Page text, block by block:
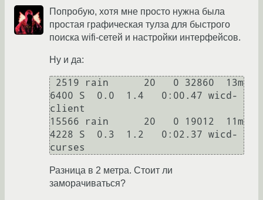
Попробую, хотя мне просто нужна была
простая графическая тулза для быстрого
поиска wifi-сетей и настройки интерфейсов.
Ну и да:
6400 S  0.0  1.4   0:00.47 wicd-
client
15566 rain      20   0 19012  11m
4228 S  0.3  1.2   0:02.37 wicd-
Разница в 2 метра. Стоит ли
заморачиваться?